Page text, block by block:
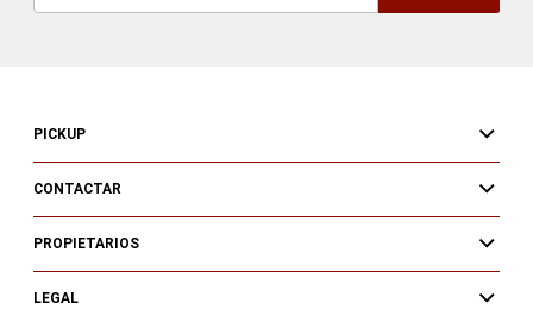
PICKUP
CONTACTAR
PROPIETARIOS
LEGAL